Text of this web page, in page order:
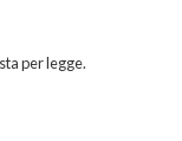
per legge.